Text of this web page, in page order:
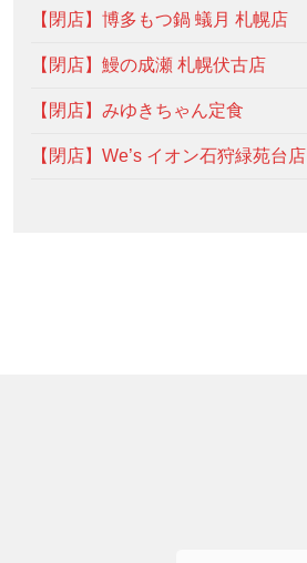
【閉店】博多もつ鍋 蟻月 札幌店
【閉店】鰻の成瀬 札幌伏古店
【閉店】みゆきちゃん定食
【閉店】We’s イオン石狩緑苑台店